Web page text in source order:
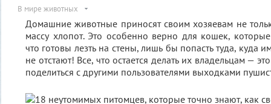
В мире животных
Домашние животные приносят своим хозяевам не
массу хлопот. Это особенно верно для кошек,
что готовы лезть на стены, лишь бы попасть туда, куда
не отстают! Все, что остается делать их владельцам —
поделиться с другими пользователями выходками